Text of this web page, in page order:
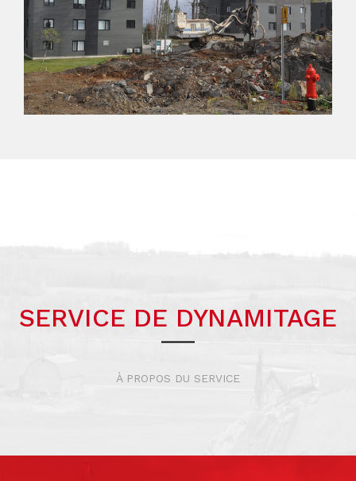
SERVICE DE DYNAMITAGE
À PROPOS DU SERVICE